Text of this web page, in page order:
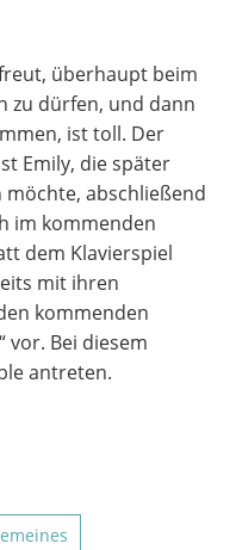
überhaupt beim
zu dürfen, und dann
ist toll. Der
Emily, die später
abschließend
im kommenden
dem Klavierspiel
mit ihren
kommenden
vor. Bei diesem
antreten.